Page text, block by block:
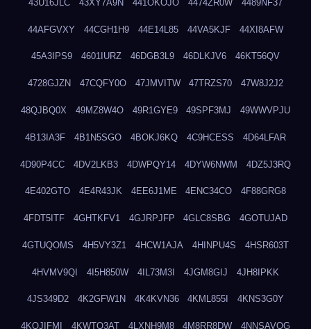
43U16JLC 43XY7A9N 441OKOJO 4474ZR0W 4489NF37
44AFGVXY 44CGH1H9 44E14L85 44VA5KJF 44XI8AFW
45A3IPS9 4601IURZ 46DGB3L9 46DLKJV6 46KT56QV
4728GJZN 47CQFY0O 47JMVITW 47TRZS70 47W8J2J2
48QJBQ0X 49MZ8W4O 49R1GYE9 49SPF3MJ 49WWVPJU
4B13IA3F 4B1N5SGO 4BOKJ6KQ 4C9HCESS 4D64LFAR
4D90P4CC 4DV2LKB3 4DWPQY14 4DYW6NWM 4DZ5J3RQ
4E402GTO 4E4R43JK 4EE6J1ME 4ENC34CO 4F88GRG8
4FDT5ITF 4GHTKFV1 4GJRPJFP 4GLC8SBG 4GOTUJAD
4GTUQOMS 4H5VY3Z1 4HCW1AJA 4HINPU4S 4HSR603T
4HVMV9QI 4I5H850W 4IL73M3I 4JGM8GIJ 4JH8IPKK
4JS349D2 4K2GFW1N 4K4KVN36 4KML855I 4KNS3G0Y
4KQJIFMI 4KWTO3AT 4LXNH9M8 4M8RR8DW 4NNSAVOG